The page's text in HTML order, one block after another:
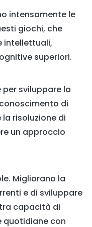
intensamente le
giochi, che
intellettuali,
superiori.
sviluppare la
di
risoluzione di
un approccio
Migliorano la
e di sviluppare
capacità di
quotidiane con